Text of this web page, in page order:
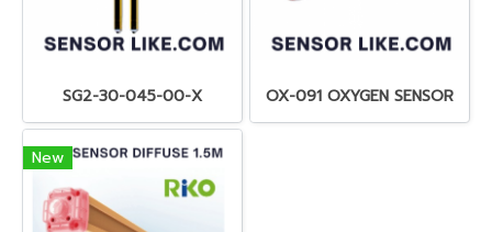
SG2-30-045-00-X OX-091 OXYGEN SENSOR
New